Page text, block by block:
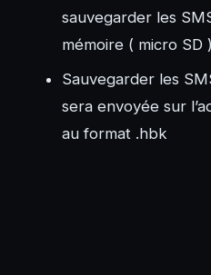
sauvegarder les
mémoire ( micro SD )
Sauvegarder les
sera envoyée sur
au format .hbk